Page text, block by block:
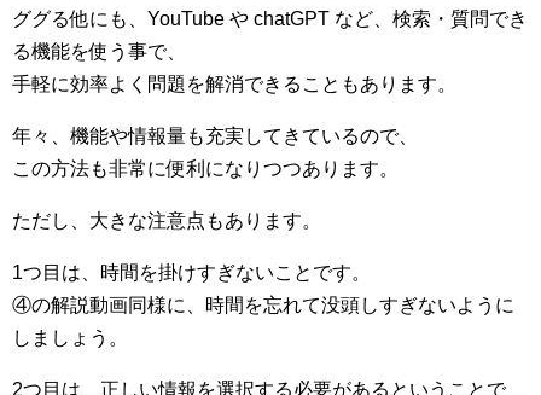
ググる他にも、YouTube や chatGPT など、検索・質問でき
る機能を使う事で、
手軽に効率よく問題を解消できることもあります。
年々、機能や情報量も充実してきているので、
この方法も非常に便利になりつつあります。
ただし、大きな注意点もあります。
1つ目は、時間を掛けすぎないことです。
④の解説動画同様に、時間を忘れて没頭しすぎないように
しましょう。
2つ目は、正しい情報を選択する必要があるということで